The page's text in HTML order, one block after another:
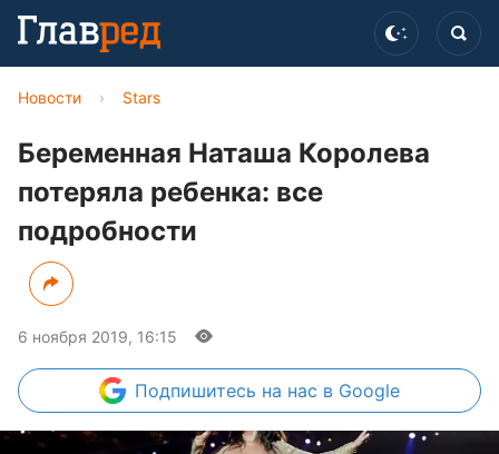
Новости › Stars
Беременная Наташа Королева
потеряла ребенка: все
подробности
6 ноября 2019, 16:15
Подпишитесь на нас в Google